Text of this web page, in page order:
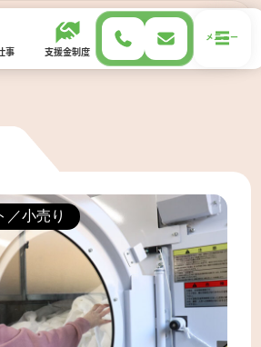
事 支援金制度 移住サポート
メニュー
／小売り